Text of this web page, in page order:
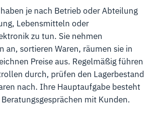
je nach Betrieb oder Abteilung
Lebensmitteln oder
zu tun. Sie nehmen
an, sortieren Waren, räumen sie in
Preise aus. Regelmäßig führen
durch, prüfen den Lagerbestand
nach. Ihre Hauptaufgabe besteht
mit Kunden.